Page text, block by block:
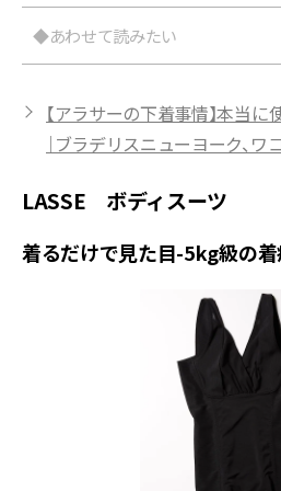
◆あわせて読みたい
【アラサーの下着事情】本当に
｜ブラデリスニューヨーク、
LASSE ボディスーツ
着るだけで見た目-5kg級の